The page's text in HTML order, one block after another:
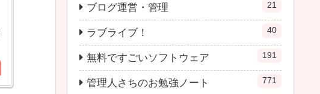
ブログ運営・管理 21
ラブライブ！ 40
無料ですごいソフトウェア 191
管理人さちのお勉強ノート 771